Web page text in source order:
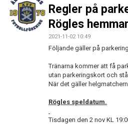
Regler på
Rögles
2021-11-02 10:49
Följande gäller på
Tränarna kommer att få
utan parkeringskort och
När det gäller
Rögles speldatum.
Tisdagen den 2 nov KL